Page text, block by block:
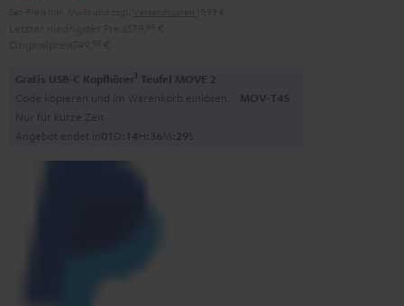
Gratis USB-C Kopfhörer1 Teufel MOVE 2
Code kopieren und im Warenkorb einlösen. MOV-T4S
Nur für kurze Zeit
Angebot endet in01D:14H: 36M: 27S